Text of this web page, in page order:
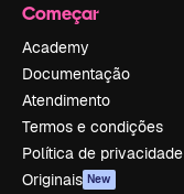
Começar
Academy
Documentação
Atendimento
Termos e condições
Política de privacidade
Originais New